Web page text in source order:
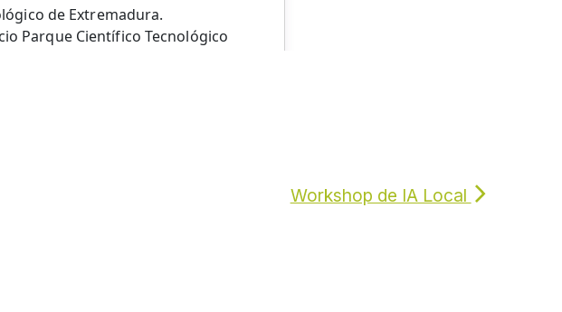
Workshop de IA Local